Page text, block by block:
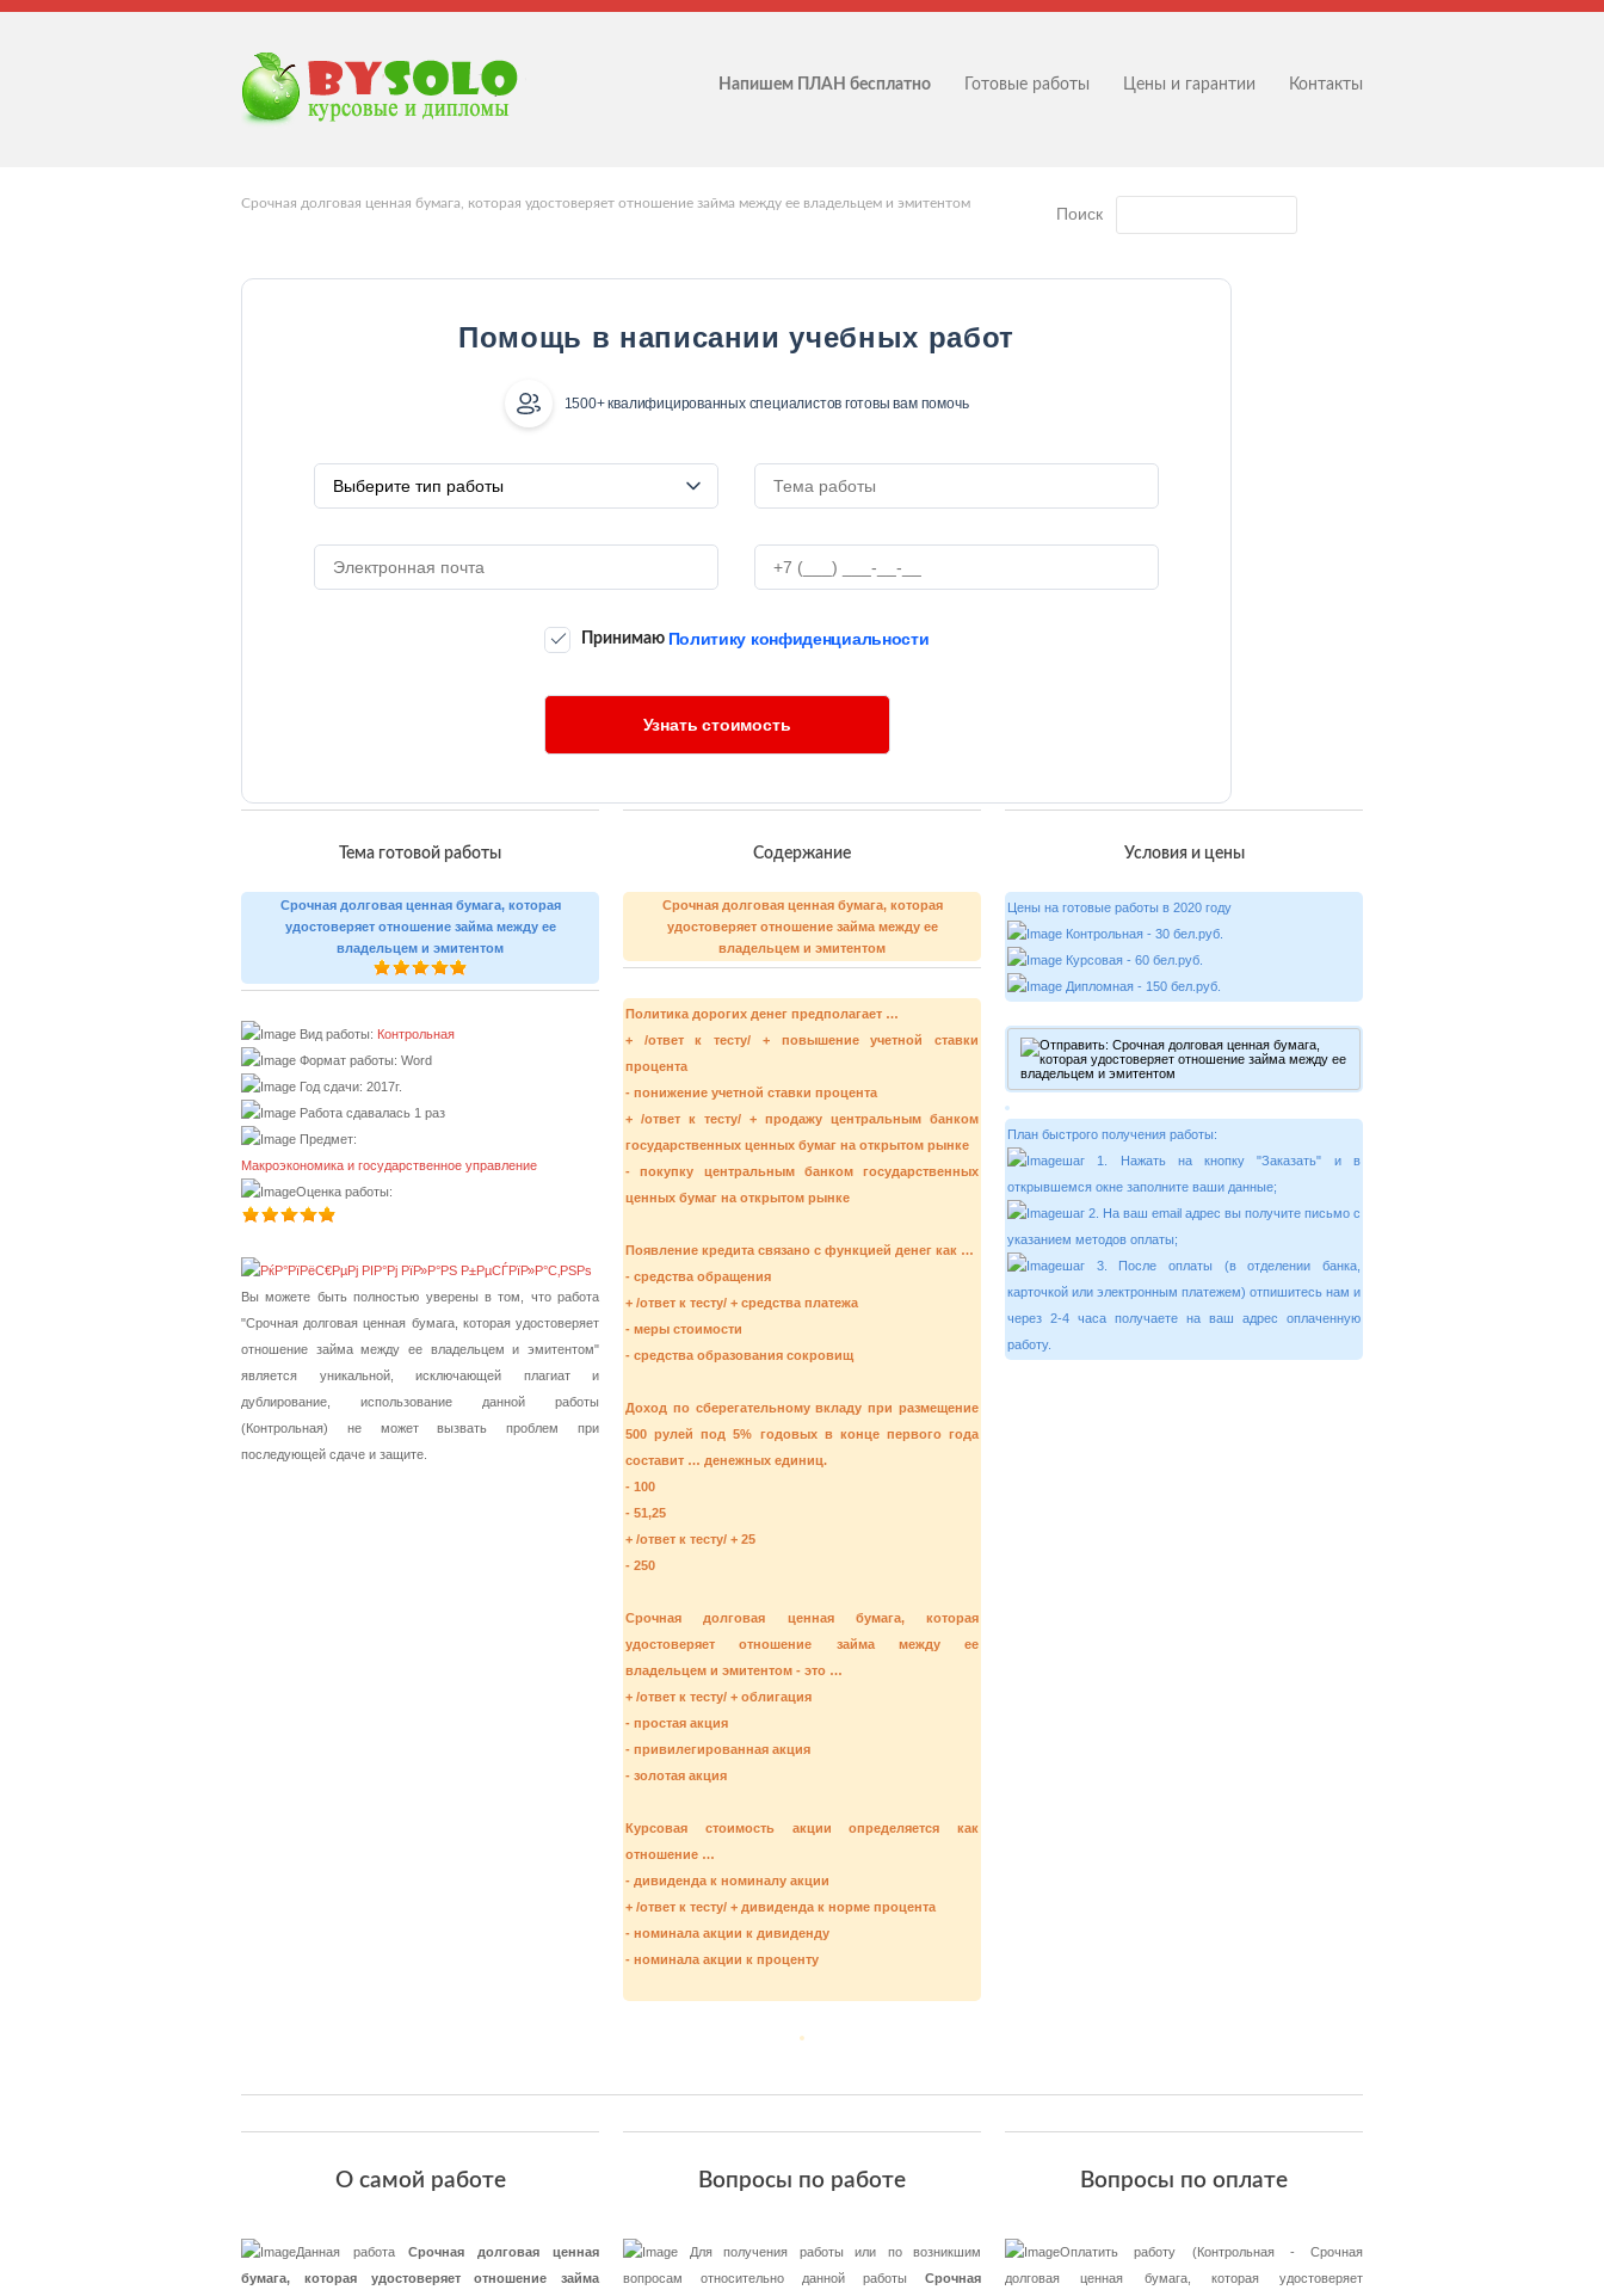
Напишем ПЛАН бесплатно Готовые работы Цены и гарантии Контакты
Срочная долговая ценная бумага, которая удостоверяет отношение займа между ее владельцем и эмитентом
Поиск
Помощь в написании учебных работ
1500+ квалифицированных специалистов готовы вам помочь
Принимаю Политику конфиденциальности
Тема готовой работы
Срочная долговая ценная бумага, которая
удостоверяет отношение займа между ее
владельцем и эмитентом
Вид работы: Контрольная
Формат работы: Word
Год сдачи: 2017г.
Работа сдавалась 1 раз
Предмет:
Макроэкономика и государственное управление
Оценка работы:
Вы можете быть полностью уверены в том, что работа
"Срочная долговая ценная бумага, которая удостоверяет
отношение займа между ее владельцем и эмитентом"
является уникальной, исключающей плагиат и
дублирование, использование данной работы
(Контрольная) не может вызвать проблем при
последующей сдаче и защите.
Содержание
Срочная долговая ценная бумага, которая
удостоверяет отношение займа между ее
владельцем и эмитентом
Политика дорогих денег предполагает …
+ /ответ к тесту/ + повышение учетной ставки
процента
- понижение учетной ставки процента
+ /ответ к тесту/ + продажу центральным банком
государственных ценных бумаг на открытом рынке
- покупку центральным банком государственных
ценных бумаг на открытом рынке
Появление кредита связано с функцией денег как …
- средства обращения
+ /ответ к тесту/ + средства платежа
- меры стоимости
- средства образования сокровищ
Доход по сберегательному вкладу при размещение
500 рулей под 5% годовых в конце первого года
составит … денежных единиц.
- 100
- 51,25
+ /ответ к тесту/ + 25
- 250
Срочная долговая ценная бумага, которая
удостоверяет отношение займа между ее
владельцем и эмитентом - это …
+ /ответ к тесту/ + облигация
- простая акция
- привилегированная акция
- золотая акция
Курсовая стоимость акции определяется как
отношение …
- дивиденда к номиналу акции
+ /ответ к тесту/ + дивиденда к норме процента
- номинала акции к дивиденду
- номинала акции к проценту
Условия и цены
Цены на готовые работы в 2020 году
Контрольная - 30 бел.руб.
Курсовая - 60 бел.руб.
Дипломная - 150 бел.руб.
План быстрого получения работы:
шаг 1. Нажать на кнопку "Заказать" и в
открывшемся окне заполните ваши данные;
шаг 2. На ваш email адрес вы получите письмо с
указанием методов оплаты;
шаг 3. После оплаты (в отделении банка,
карточкой или электронным платежем) отпишитесь нам и
через 2-4 часа получаете на ваш адрес оплаченную
работу.
О самой работе
Данная работа Срочная долговая ценная
бумага, которая удостоверяет отношение займа
Вопросы по работе
Для получения работы или по возникшим
вопросам относительно данной работы Срочная
Вопросы по оплате
Оплатить работу (Контрольная - Срочная
долговая ценная бумага, которая удостоверяет